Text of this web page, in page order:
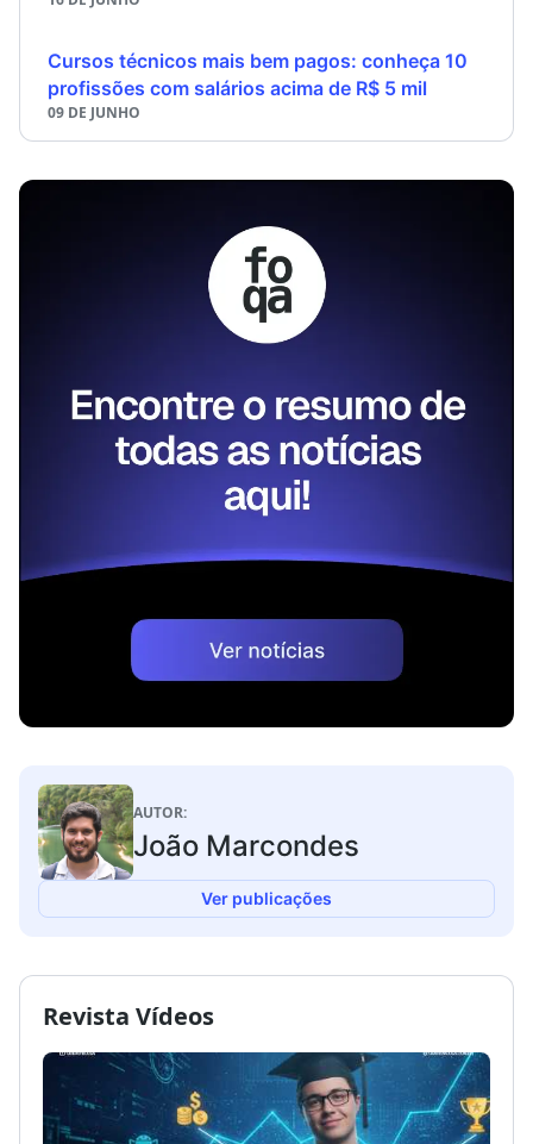
Cursos técnicos mais bem pagos: conheça 10
profissões com salários acima de R$ 5 mil
09 DE JUNHO
AUTOR:
João Marcondes
Ver publicações
Revista Vídeos